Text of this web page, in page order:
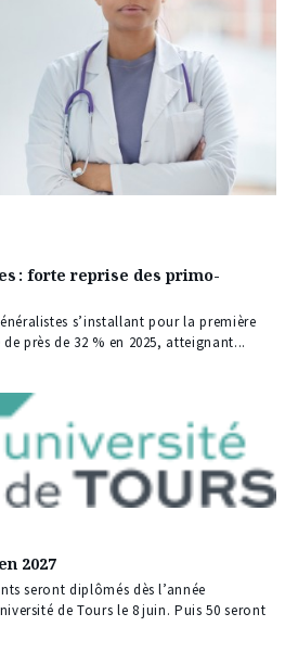
: forte reprise des primo-
s’installant pour la première
près de 32 % en 2025, atteignant...
2027
seront diplômés dès l’année
de Tours le 8 juin. Puis 50 seront